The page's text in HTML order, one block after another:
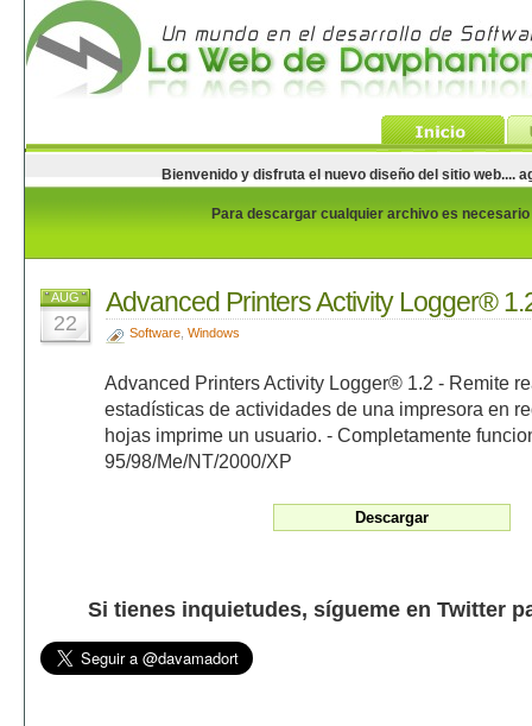
Bienvenido y disfruta el nuevo diseño del sitio web....
Para descargar cualquier archivo es
AUG
22
Advanced Printers Activity Logger®
Software, Windows
Advanced Printers Activity Logger® 1.2 - Remite
estadísticas de actividades de una impresora en
hojas imprime un usuario. - Completamente
95/98/Me/NT/2000/XP
Si tienes inquietudes, sígueme en Twitter